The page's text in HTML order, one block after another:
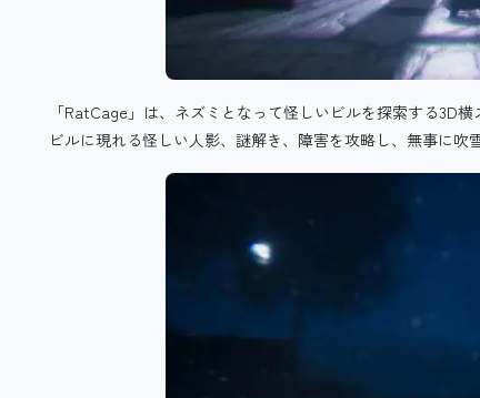
「RatCage」は、 ネズミとなって怪しいビルを探索する3D横
ビルに現れる怪しい人影、謎解き、障害を攻略し、無事に吹